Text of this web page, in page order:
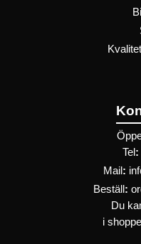
Tel :
Mail :
Beställ :
Du
i